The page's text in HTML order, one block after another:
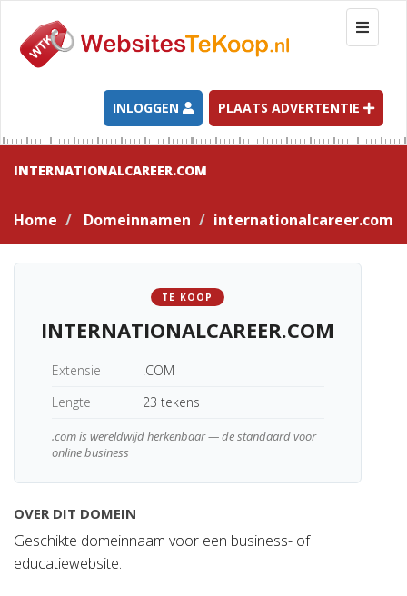
T
o
g
l
e
n
g
a
t
INLOGGEN PLAATS ADVERTENTIE
INTERNATIONALCAREER.COM
Home Domeinnamen internationalcareer.com
TE KOOP
INTERNATIONALCAREER.COM
Extensie
.COM
Lengte
23 tekens
.com is wereldwijd herkenbaar — de standaard voor
online business
OVER DIT DOMEIN
Geschikte domeinnaam voor een business- of
educatiewebsite.